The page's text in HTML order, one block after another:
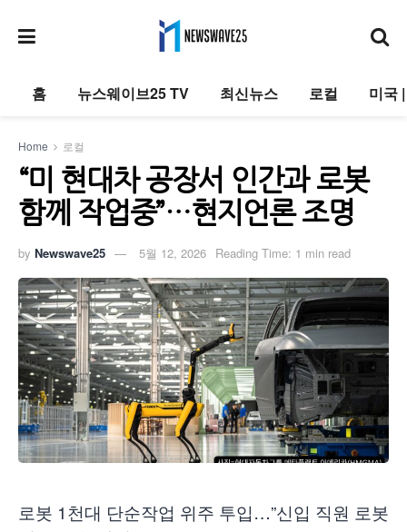
홈 뉴스웨이브25 TV 최신뉴스 로컬 미국
Home 로컬
“미 현대차 공장서 인간과 로봇
함께 작업중”…현지언론 조명
by Newswave25 5월 12, 2026 Reading Time: 1 min read
로봇 1천대 단순작업 위주 투입…”신입 직원 로봇